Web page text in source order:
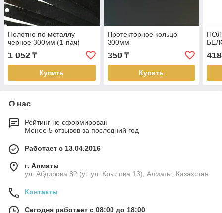
Полотно по металлу
черное 300мм (1-пач)
1 052 ₸
Купить
Протекторное кольцо
300мм
350₸
Купить
418
О нас
Рейтинг не сформирован
Менее 5 отзывов за последний год
Работает с 13.04.2016
г. Алматы
ул. Абдирова 82 (уг. ул. Крылова 13), Алматы, Казахстан
Контакты
Сегодня работает с 08:00 до 18:00